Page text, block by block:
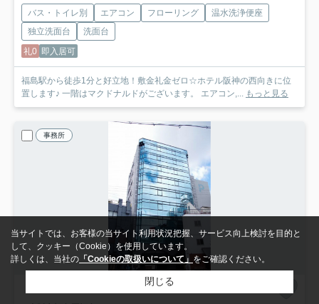
バス・トイレ別 エアコン フローリング
温水洗浄便座
独立洗面台
洗面台
礼0 即入居可
福島駅から徒歩1分と好立地！敷金礼金ゼロ☆ホテル阪神の西向きに位
置します♪ 一階はマクドナルドがございます。 エアコン,... もっと見る
事務所
当サイトでは、お客様の当サイト利用状況把握、サービス向上検討を目的と
して、クッキー（Cookie）を使用しています。
詳しくは、当社の 「Cookieの取扱いについて」 をご確認ください。
閉じる